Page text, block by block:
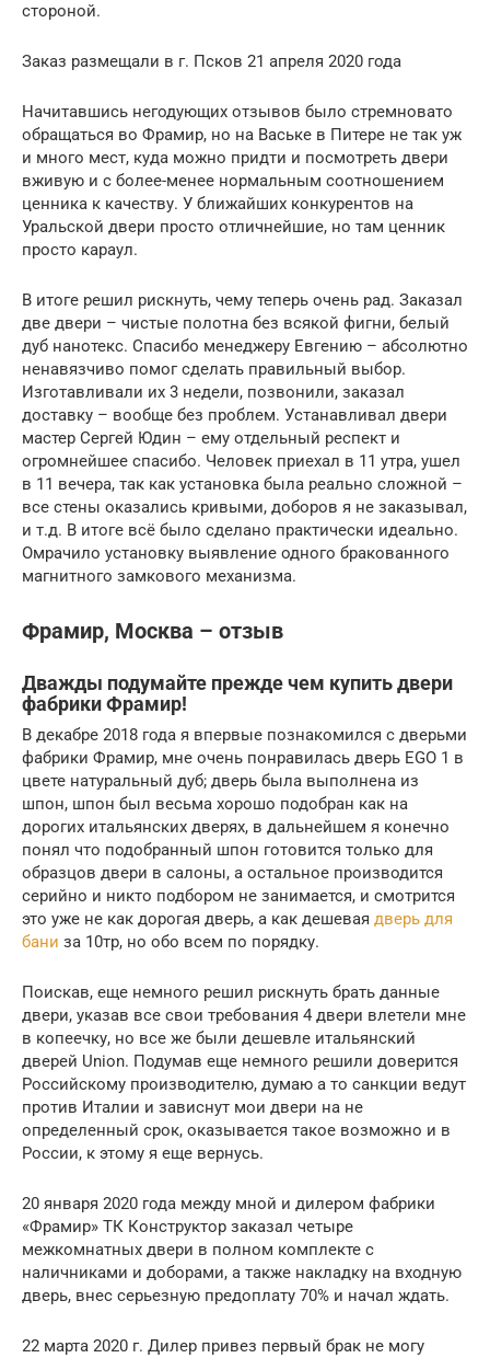
стороной.
Заказ размещали в г. Псков 21 апреля 2020 года
Начитавшись негодующих отзывов было стремновато
обращаться во Фрамир, но на Ваське в Питере не так уж
и много мест, куда можно придти и посмотреть двери
вживую и с более-менее нормальным соотношением
ценника к качеству. У ближайших конкурентов на
Уральской двери просто отличнейшие, но там ценник
просто караул.
В итоге решил рискнуть, чему теперь очень рад. Заказал
две двери – чистые полотна без всякой фигни, белый
дуб нанотекс. Спасибо менеджеру Евгению – абсолютно
ненавязчиво помог сделать правильный выбор.
Изготавливали их 3 недели, позвонили, заказал
доставку – вообще без проблем. Устанавливал двери
мастер Сергей Юдин – ему отдельный респект и
огромнейшее спасибо. Человек приехал в 11 утра, ушел
в 11 вечера, так как установка была реально сложной –
все стены оказались кривыми, доборов я не заказывал,
и т.д. В итоге всё было сделано практически идеально.
Омрачило установку выявление одного бракованного
магнитного замкового механизма.
Фрамир, Москва – отзыв
Дважды подумайте прежде чем купить двери
фабрики Фрамир!
В декабре 2018 года я впервые познакомился с дверьми
фабрики Фрамир, мне очень понравилась дверь EGO 1 в
цвете натуральный дуб; дверь была выполнена из
шпон, шпон был весьма хорошо подобран как на
дорогих итальянских дверях, в дальнейшем я конечно
понял что подобранный шпон готовится только для
образцов двери в салоны, а остальное производится
серийно и никто подбором не занимается, и смотрится
это уже не как дорогая дверь, а как дешевая дверь для
бани за 10тр, но обо всем по порядку.
Поискав, еще немного решил рискнуть брать данные
двери, указав все свои требования 4 двери влетели мне
в копеечку, но все же были дешевле итальянский
дверей Union. Подумав еще немного решили доверится
Российскому производителю, думаю а то санкции ведут
против Италии и зависнут мои двери на не
определенный срок, оказывается такое возможно и в
России, к этому я еще вернусь.
20 января 2020 года между мной и дилером фабрики
«Фрамир» ТК Конструктор заказал четыре
межкомнатных двери в полном комплекте с
наличниками и доборами, а также накладку на входную
дверь, внес серьезную предоплату 70% и начал ждать.
22 марта 2020 г. Дилер привез первый брак не могу